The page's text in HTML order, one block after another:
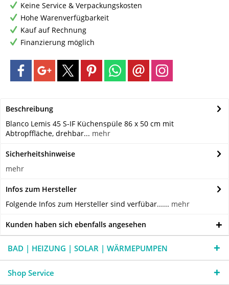
Keine Service & Verpackungskosten
Hohe Warenverfügbarkeit
Kauf auf Rechnung
Finanzierung möglich
Beschreibung
Blanco Lemis 45 S-IF Küchenspüle 86 x 50 cm mit
Abtropffläche, drehbar... mehr
Sicherheitshinweise
mehr
Infos zum Hersteller
Folgende Infos zum Hersteller sind verfübar...... mehr
Kunden haben sich ebenfalls angesehen
BAD | HEIZUNG | SOLAR | WÄRMEPUMPEN
Shop Service